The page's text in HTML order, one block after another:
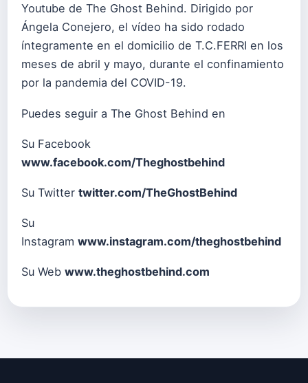
Youtube de The Ghost Behind. Dirigido por
Ángela Conejero, el vídeo ha sido rodado
íntegramente en el domicilio de T.C.FERRI en los
meses de abril y mayo, durante el confinamiento
por la pandemia del COVID-19.
Puedes seguir a The Ghost Behind en
Su Facebook
www.facebook.com/Theghostbehind
Su Twitter twitter.com/TheGhostBehind
Su
Instagram www.instagram.com/theghostbehind
Su Web www.theghostbehind.com